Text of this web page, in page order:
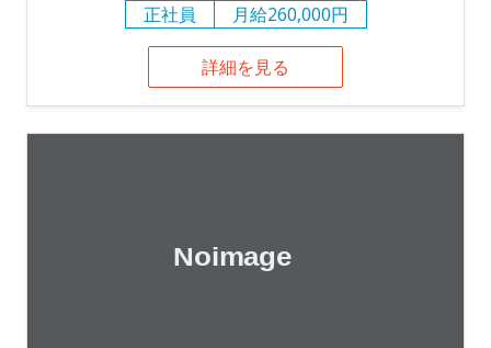
正社員
月給260,000円
詳細を見る